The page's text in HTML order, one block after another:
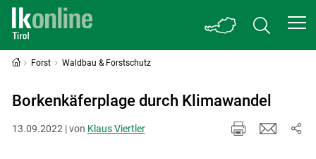
Forst Waldbau & Forstschutz
Borkenkäferplage durch Klimawandel
13.09.2022 | von Klaus Viertler